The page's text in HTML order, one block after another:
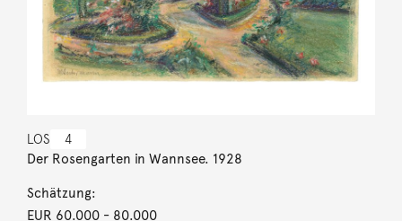
LOS 4
Der Rosengarten in Wannsee. 1928
Schätzung:
EUR 60.000- 80.000